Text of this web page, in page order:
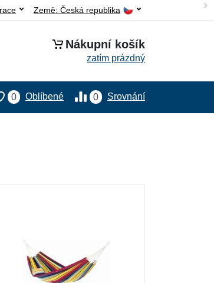
Země: Česká republika
Nákupní košík
zatím prázdný
0 Srovnání
0 Oblíbené